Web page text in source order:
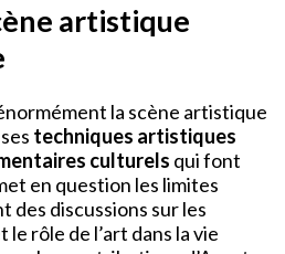
artistique
la scène artistique
techniques artistiques
culturels qui font
en question les limites
discussions sur les
le rôle de l’art dans la vie